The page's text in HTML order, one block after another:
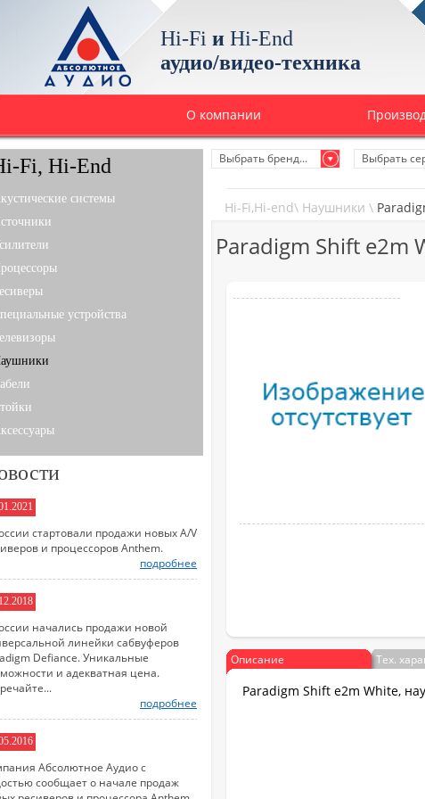
Hi-Fi и Hi-End
аудио/видео-техника
О компании
Выбрать бренд... Выбрать
Hi-Fi,Hi-end\ Наушники \
Paradigm Shift e2m
Описание Тех.
Paradigm Shift e2m White,
Fi, Hi-End
системы
устройства
стартовали продажи новых A/V
и процессоров Anthem.
подробнее
начались продажи новой
линейки сабвуферов
Defiance. Уникальные
и адекватная цена.
подробнее
Абсолютное Аудио с
сообщает о начале продаж